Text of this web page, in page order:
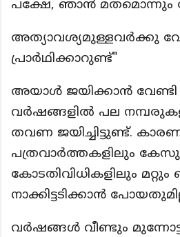
പക്ഷേ, ഞാൻ മതമൊന്നും
അത്യാവശ്യമുള്ളവർക്കു
പ്രാർഥിക്കാറുണ്ട്"
അയാൾ ജയിക്കാൻ
വർഷങ്ങളിൽ പല
തവണ ജയിച്ചിട്ടുണ്ട്.
പത്രവാർത്തകളിലും
കോടതിവിധികളിലും മറ്റും
നാക്കിട്ടടിക്കാൻ
വർഷങ്ങൾ വീണ്ടും